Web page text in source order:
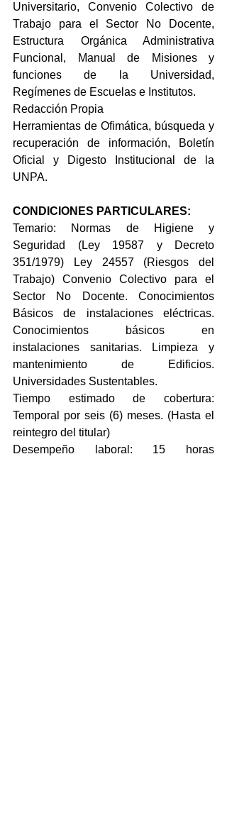
Universitario, Convenio Colectivo de
Trabajo para el Sector No Docente,
Estructura Orgánica Administrativa
Funcional, Manual de Misiones y
funciones de la Universidad,
Regímenes de Escuelas e Institutos.
Redacción Propia
Herramientas de Ofimática, búsqueda y
recuperación de información, Boletín
Oficial y Digesto Institucional de la
UNPA.
CONDICIONES PARTICULARES:
Temario: Normas de Higiene y
Seguridad (Ley 19587 y Decreto
351/1979) Ley 24557 (Riesgos del
Trabajo) Convenio Colectivo para el
Sector No Docente. Conocimientos
Básicos de instalaciones eléctricas.
Conocimientos básicos en
instalaciones sanitarias. Limpieza y
mantenimiento de Edificios.
Universidades Sustentables.
Tiempo estimado de cobertura:
Temporal por seis (6) meses. (Hasta el
reintegro del titular)
Desempeño laboral: 15 horas